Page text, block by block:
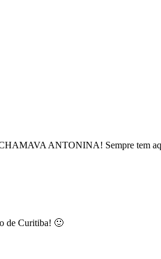
ANTONINA! Sempre tem aqui
de Curitiba! 🙂